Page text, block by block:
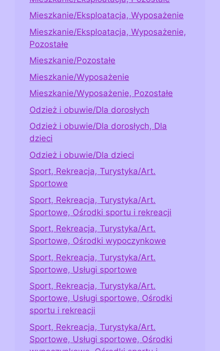
Mieszkanie/Eksploatacja, Wyposażenie
Mieszkanie/Eksploatacja, Wyposażenie,
Pozostałe
Mieszkanie/Pozostałe
Mieszkanie/Wyposażenie
Mieszkanie/Wyposażenie, Pozostałe
Odzież i obuwie/Dla dorosłych
Odzież i obuwie/Dla dorosłych, Dla
dzieci
Odzież i obuwie/Dla dzieci
Sport, Rekreacja, Turystyka/Art.
Sportowe
Sport, Rekreacja, Turystyka/Art.
Sportowe, Ośrodki sportu i rekreacji
Sport, Rekreacja, Turystyka/Art.
Sportowe, Ośrodki wypoczynkowe
Sport, Rekreacja, Turystyka/Art.
Sportowe, Usługi sportowe
Sport, Rekreacja, Turystyka/Art.
Sportowe, Usługi sportowe, Ośrodki
sportu i rekreacji
Sport, Rekreacja, Turystyka/Art.
Sportowe, Usługi sportowe, Ośrodki